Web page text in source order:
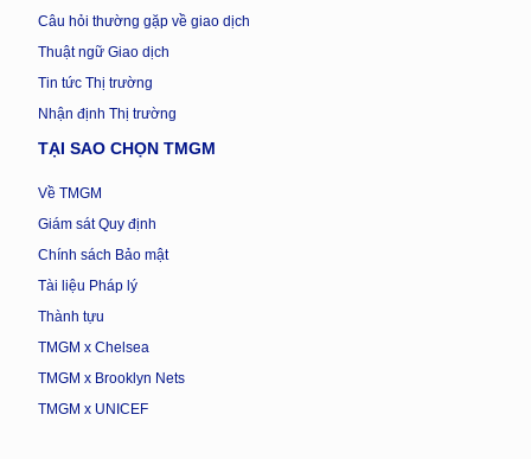
Câu hỏi thường gặp về giao dịch
Thuật ngữ Giao dịch
Tin tức Thị trường
Nhận định Thị trường
TẠI SAO CHỌN TMGM
Về TMGM
Giám sát Quy định
Chính sách Bảo mật
Tài liệu Pháp lý
Thành tựu
TMGM x Chelsea
TMGM x Brooklyn Nets
TMGM x UNICEF